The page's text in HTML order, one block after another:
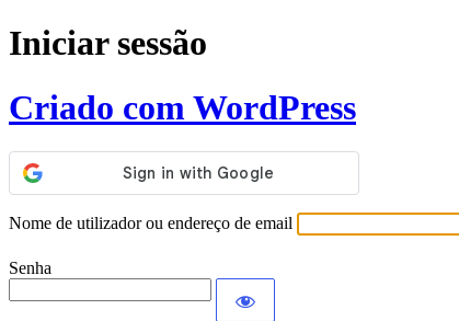
Iniciar sessão
Criado com WordPress
Nome de utilizador ou endereço de email
Senha